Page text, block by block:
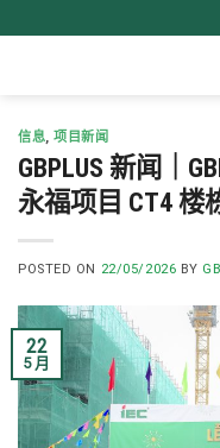
to
信息,项目新闻
GBPLUS 新闻｜
永福项目 CT4 楼
POSTED ON 22/05/2026 BY
22
5 月